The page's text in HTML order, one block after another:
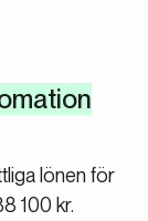
lönen för
100 kr.